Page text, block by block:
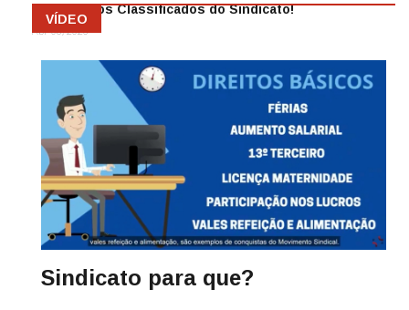
Anuncie nos Classificados do Sindicato!
Abr 08, 2026
VÍDEO
Sindicato para que?